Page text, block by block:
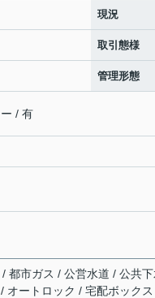
現況
取引態様
管理形態
/ 有
都市ガス / 公営水道 / 公共
オートロック / 宅配ボックス